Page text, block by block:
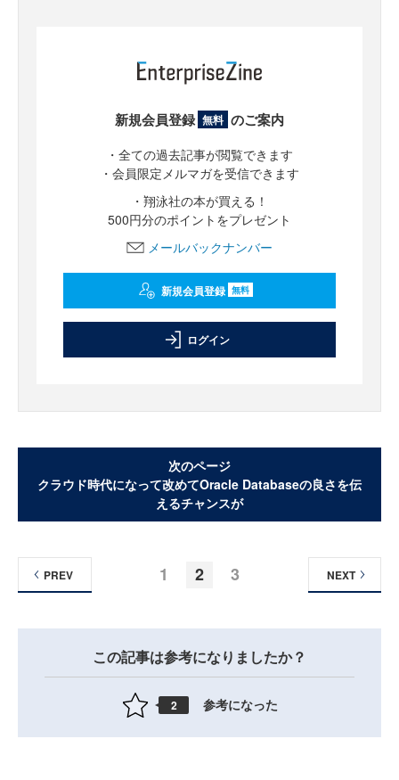
新規会員登録 無料 のご案内
・全ての過去記事が閲覧できます
・会員限定メルマガを受信できます
・翔泳社の本が買える！
500円分のポイントをプレゼント
メールバックナンバー
新規会員登録 無料
ログイン
次のページ
クラウド時代になって改めてOracle Databaseの良さを伝
えるチャンスが
1 2 3
PREV NEXT
この記事は参考になりましたか？
2 参考になった